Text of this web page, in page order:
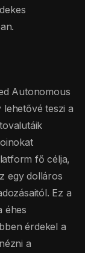
Autonomous
teszi a
fő célja,
egy dolláros
Ez a
éhes
érdekel a
a